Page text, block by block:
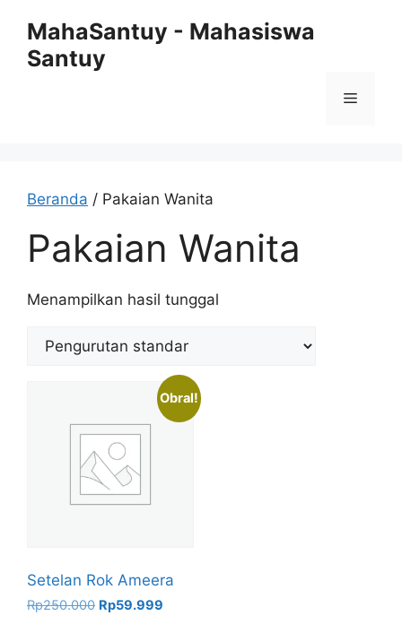
MahaSantuy - Mahasiswa
Santuy
Menu
Beranda / Pakaian Wanita
Pakaian Wanita
Menampilkan hasil tunggal
Obral!
Setelan Rok Ameera
Rp250.000 Harga
Rp59.999